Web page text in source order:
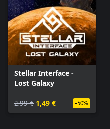
Stellar Interface -
Lost Galaxy
2,99 € 1,49 € -50%